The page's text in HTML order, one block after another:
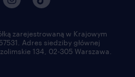
zarejestrowaną w Krajowym
Adres siedziby głównej
134, 02-305 Warszawa.